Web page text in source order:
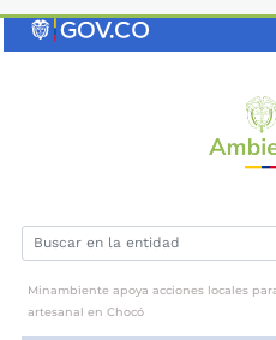
Minambiente apoya acciones locales
artesanal en Chocó